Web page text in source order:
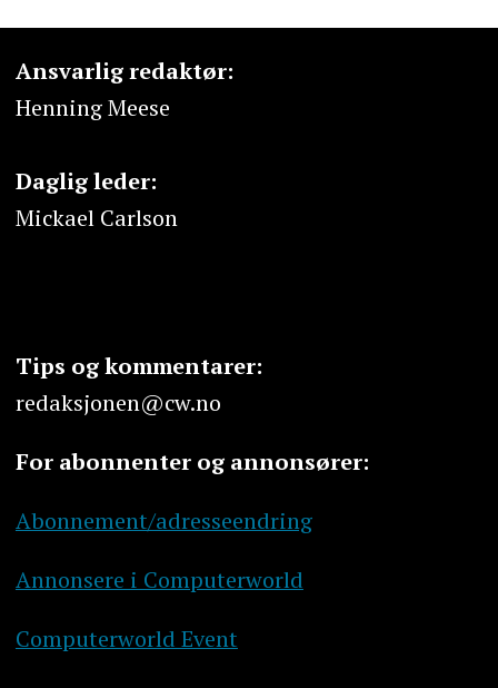
Ansvarlig redaktør:
Henning Meese
Daglig leder:
Mickael Carlson
Tips og kommentarer:
redaksjonen@cw.no
For abonnenter og annonsører:
Abonnement/adresseendring
Annonsere i Computerworld
Computerworld Event